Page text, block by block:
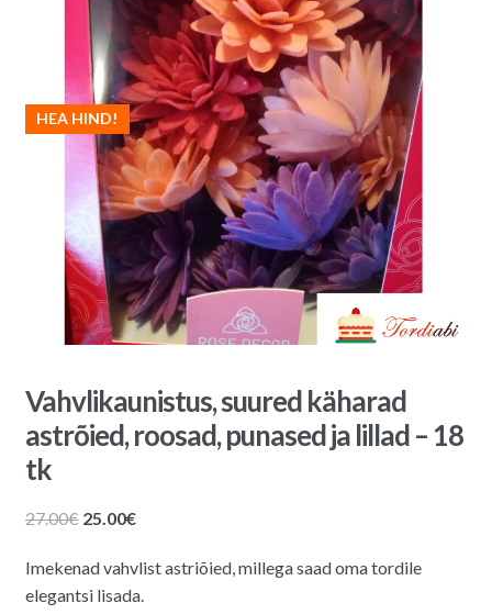
HEA HIND!
Vahvlikaunistus, suured käharad
astrõied, roosad, punased ja lillad – 18
tk
27.00€ Algne
oli:
27.00€.
25.00€Praegune
on:
25.00€.
Imekenad vahvlist astriõied, millega saad oma tordile
elegantsi lisada.